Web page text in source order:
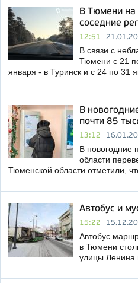
В Тюмени на
соседние
12:51
В связи с
Тюмени с 21
января - в Туринск и с 24 по 31
В
почти 85
13:12
В новогодние
области
Тюменской области отметили,
Автобус и
15:22
Автобус
в Тюмени
улицы Ленина